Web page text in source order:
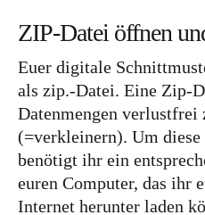
ZIP-Datei öffnen
Euer digitale
als zip.-Datei. Eine Zip-
Datenmengen
(=verkleinern). Um
benötigt ihr ein
euren Computer, das ihr
Internet herunter laden